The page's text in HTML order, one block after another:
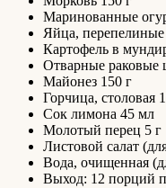
Маринованные
Яйца,
Картофель в
Отварные раковые
Майонез 150 г
Горчица, столовая
Сок лимона 45 мл
Молотый перец 5 г
Листовой салат
Вода, очищенная
Выход: 12 порций